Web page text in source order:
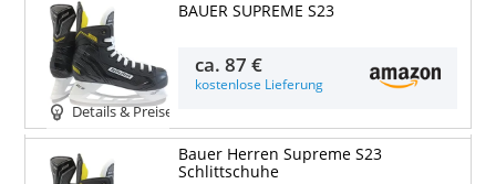
Details & Preise
BAUER SUPREME S23
ca.87 €
kostenlose Lieferung
Bauer Herren Supreme S23
Schlittschuhe